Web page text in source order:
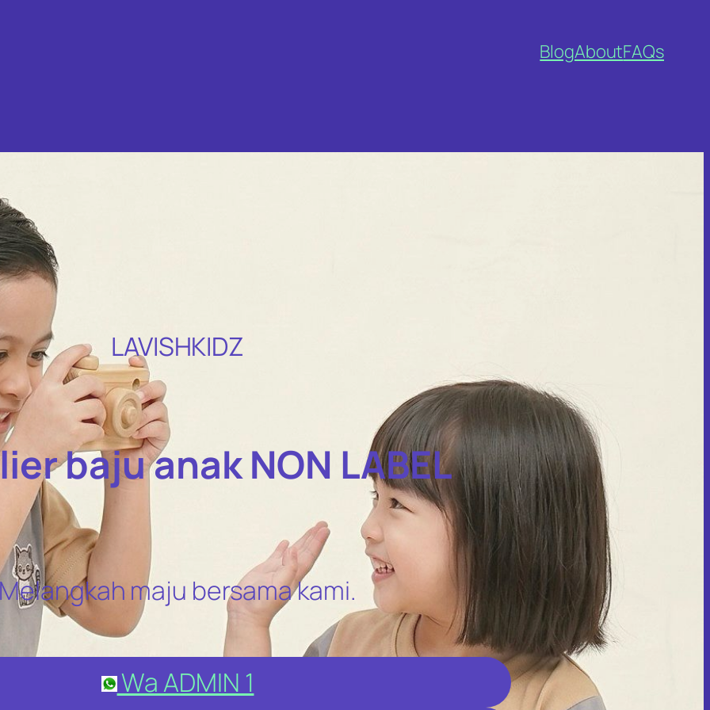
BlogAboutFAQs
LAVISHKIDZ
baju anak NON LABEL
maju bersama kami.
Wa ADMIN 1